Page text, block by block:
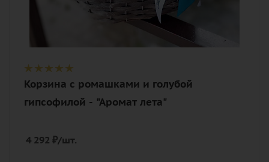
Корзина с ромашками и голубой
гипсофилой - "Аромат лета"
4 292 ₽/шт.